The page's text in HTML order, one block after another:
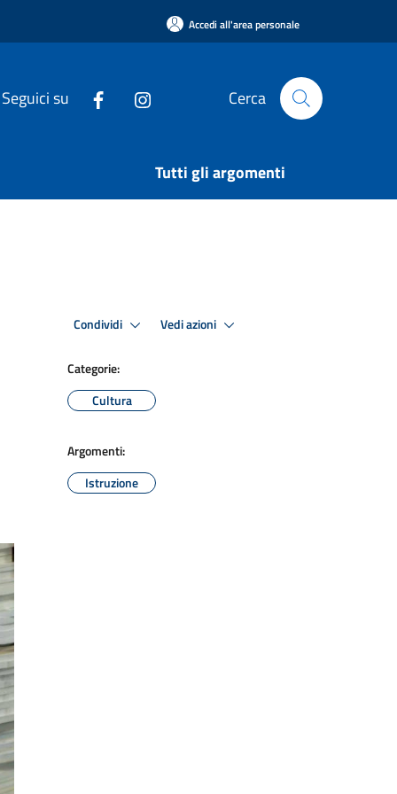
Accedi all'area personale
Seguici su Cerca
Tutti gli argomenti
Condividi Vedi azioni
Categorie:
Cultura
Argomenti:
Istruzione